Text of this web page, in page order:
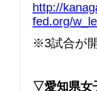
http://
fed.org/
※3試合が
▽愛知県女